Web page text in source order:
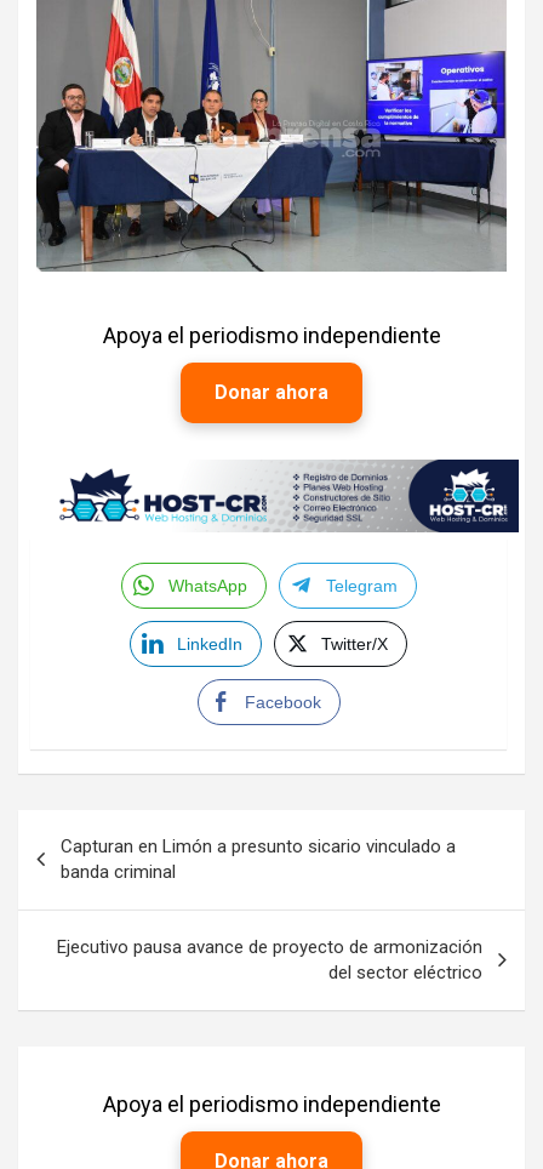
Apoya el periodismo independiente
Donar ahora
WhatsApp Telegram
LinkedIn Twitter/X
Facebook
de
entradas
Capturan en Limón a presunto sicario vinculado a
banda criminal
Ejecutivo pausa avance de proyecto de armonización
del sector eléctrico
Apoya el periodismo independiente
Donar ahora